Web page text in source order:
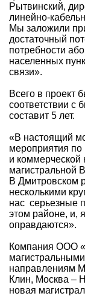
Рытвинский,
линейно-
Мы заложили
достаточный
потребности
населенных
связи».
Всего в проект
соответствии с
составит 5 лет.
«В настоящий
мероприятия по
и
магистральной
В Дмитровском
несколькими
нас серьезные
этом районе, и,
оправдаются».
Компания ООО
направлениям
Клин, Москва –
новая